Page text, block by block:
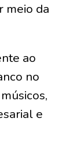
meio da
ao
no
e